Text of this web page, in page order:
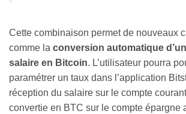
Cette combinaison permet de nouveaux
comme la conversion automatique
salaire en Bitcoin. L’utilisateur pourra
paramétrer un taux dans l’application
réception du salaire sur le compte
convertie en BTC sur le compte épargne